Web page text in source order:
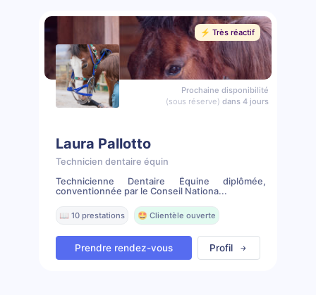
⚡️ Très réactif
Prochaine disponibilité
(sous réserve) dans 4 jours
Laura Pallotto
Technicien dentaire équin
Technicienne Dentaire Équine diplômée,
conventionnée par le Conseil Nationa...
📖 10 prestations 🤩 Clientèle ouverte
Prendre rendez-vous Profil